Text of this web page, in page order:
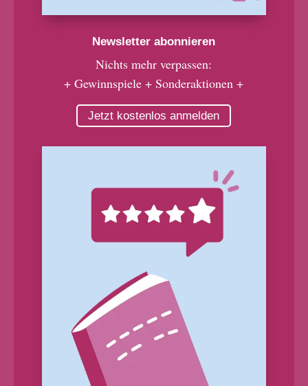
Newsletter abonnieren
Nichts mehr verpassen:
+ Gewinnspiele + Sonderaktionen +
Jetzt kostenlos anmelden